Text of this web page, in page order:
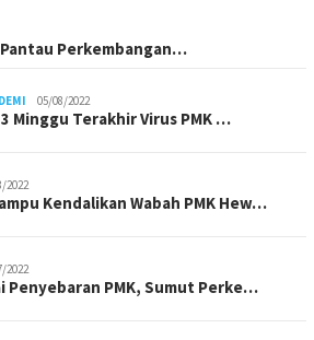
Perkembangan…
05/08/2022
Minggu Terakhir Virus PMK …
2022
Kendalikan Wabah PMK Hew…
2022
Penyebaran PMK, Sumut Perke…